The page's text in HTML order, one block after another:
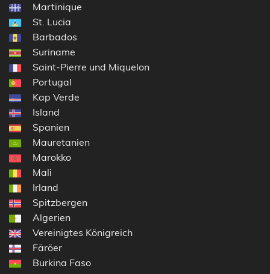
Martinique
St. Lucia
Barbados
Suriname
Saint-Pierre und Miquelon
Portugal
Kap Verde
Island
Spanien
Mauretanien
Marokko
Mali
Irland
Spitzbergen
Algerien
Vereinigtes Königreich
Färöer
Burkina Faso